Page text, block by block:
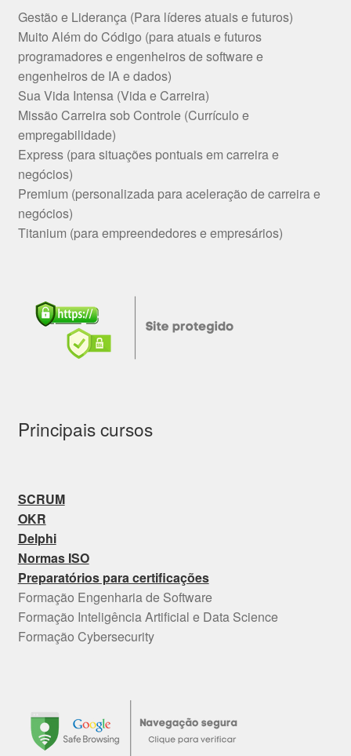
Gestão e Liderança (Para líderes atuais e futuros)
Muito Além do Código (para atuais e futuros
programadores e engenheiros de software e
engenheiros de IA e dados)
Sua Vida Intensa (Vida e Carreira)
Missão Carreira sob Controle (Currículo e
empregabilidade)
Express (para situações pontuais em carreira e
negócios)
Premium (personalizada para aceleração de carreira e
negócios)
Titanium (para empreendedores e empresários)
Principais cursos
SCRUM
OKR
Delphi
Normas ISO
Preparatórios para certificações
Formação Engenharia de Software
Formação Inteligência Artificial e Data Science
Formação Cybersecurity